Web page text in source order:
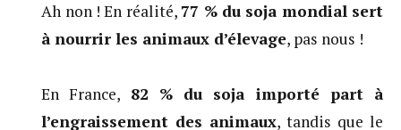
Ah non ! En réalité,77 % du soja mondial sert
à nourrir les animaux d’élevage, pas nous !
En France, 82 % du soja importé part à
l’engraissement des animaux, tandis que le